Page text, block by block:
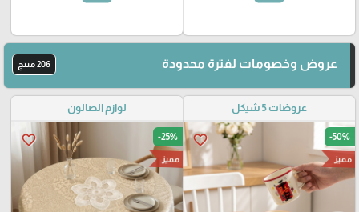
عروض وخصومات لفترة محدودة 206 منتج
عروضات 5 شيكل
favorite_border -50%
مميز
لوازم الصالون
favorite_border -25%
مميز